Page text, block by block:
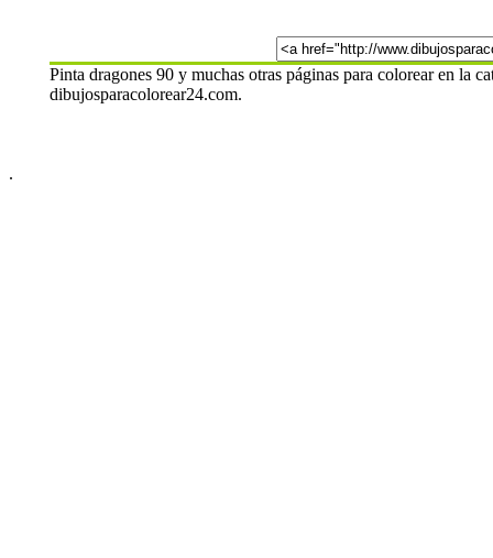
Pinta dragones 90 y muchas otras páginas para colorear en la
dibujosparacolorear24.com.
.